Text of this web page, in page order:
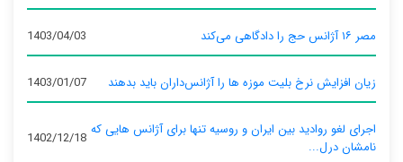
مصر ۱۶ آژانس حج را دادگاهی می‌کند 1403/04/03
زیان افزایش نرخ بلیت موزه ها را آژانس‌داران باید بدهند 1403/01/07
اجرای لغو روادید بین ایران و روسیه تنها برای آژانس‌ هایی که
نامشان درل...
1402/12/18